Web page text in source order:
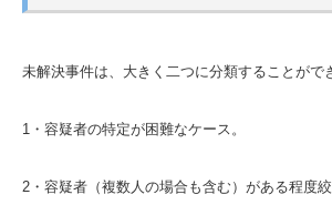
未解決事件は、大きく二つに分類することがで
1・容疑者の特定が困難なケース。
2・容疑者（複数人の場合も含む）がある程度